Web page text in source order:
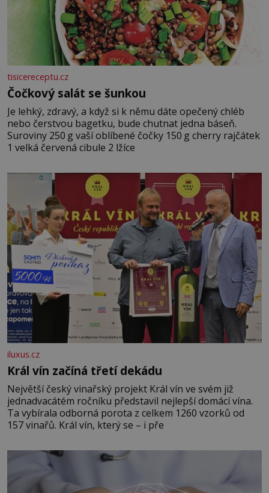
tisicereceptu.cz
Čočkový salát se šunkou
Je lehký, zdravý, a když si k němu dáte opečený chléb
nebo čerstvou bagetku, bude chutnat jedna báseň.
Suroviny 250 g vaší oblíbené čočky 150 g cherry rajčátek
1 velká červená cibule 2 lžíce
iluxus.cz
Král vín začíná třetí dekádu
Největší český vinařský projekt Král vín ve svém již
jednadvacátém ročníku představil nejlepší domácí vína.
Ta vybírala odborná porota z celkem 1260 vzorků od
157 vinařů. Král vín, který se – i pře